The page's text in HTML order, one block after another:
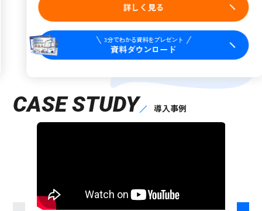
詳しく見る
3分でわかる資料をプレゼント
資料ダウンロード
CASE STUDY 導入事例